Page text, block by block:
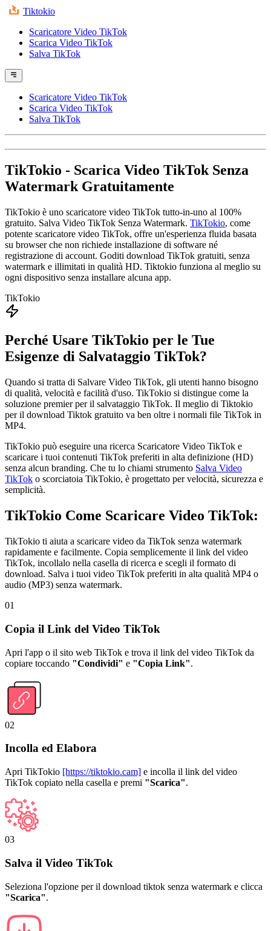
Tiktokio
Scaricatore Video TikTok
Scarica Video TikTok
Salva TikTok
Scaricatore Video TikTok
Scarica Video TikTok
Salva TikTok
TikTokio - Scarica Video TikTok Senza
Watermark Gratuitamente
TikTokio è uno scaricatore video TikTok tutto-in-uno al 100%
gratuito. Salva Video TikTok Senza Watermark. TikTokio, come
potente scaricatore video TikTok, offre un'esperienza fluida basata
su browser che non richiede installazione di software né
registrazione di account. Goditi download TikTok gratuiti, senza
watermark e illimitati in qualità HD. Tiktokio funziona al meglio su
ogni dispositivo senza installare alcuna app.
TikTokio
Perché Usare TikTokio per le Tue
Esigenze di Salvataggio TikTok?
Quando si tratta di Salvare Video TikTok, gli utenti hanno bisogno
di qualità, velocità e facilità d'uso. TikTokio si distingue come la
soluzione premier per il salvataggio TikTok. Il meglio di Tiktokio
per il download Tiktok gratuito va ben oltre i normali file TikTok in
MP4.
TikTokio può eseguire una ricerca Scaricatore Video TikTok e
scaricare i tuoi contenuti TikTok preferiti in alta definizione (HD)
senza alcun branding. Che tu lo chiami strumento Salva Video
TikTok o scorciatoia TikTokio, è progettato per velocità, sicurezza e
semplicità.
TikTokio Come Scaricare Video TikTok:
TikTokio ti aiuta a scaricare video da TikTok senza watermark
rapidamente e facilmente. Copia semplicemente il link del video
TikTok, incollalo nella casella di ricerca e scegli il formato di
download. Salva i tuoi video TikTok preferiti in alta qualità MP4 o
audio (MP3) senza watermark.
01
Copia il Link del Video TikTok
Apri l'app o il sito web TikTok e trova il link del video TikTok da
copiare toccando "Condividi" e "Copia Link".
02
Incolla ed Elabora
Apri TikTokio [https://tiktokio.cam] e incolla il link del video
TikTok copiato nella casella e premi "Scarica".
03
Salva il Video TikTok
Seleziona l'opzione per il download tiktok senza watermark e clicca
"Scarica".